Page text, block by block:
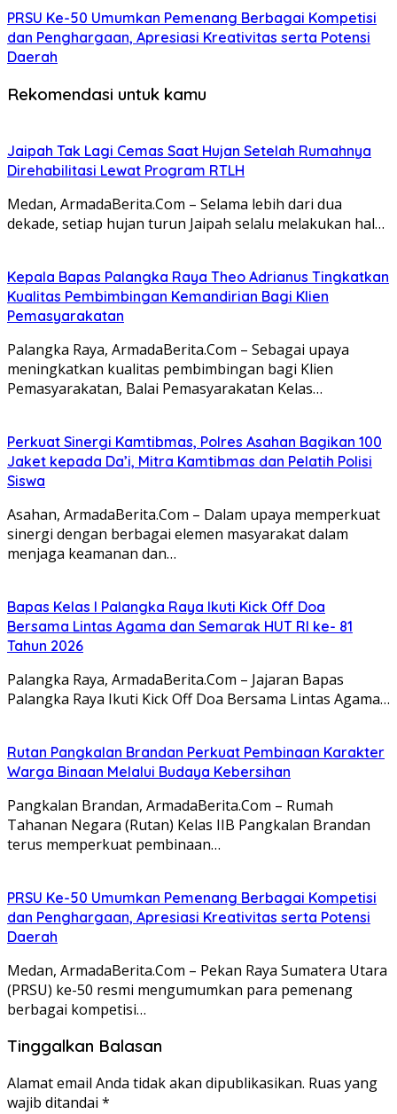
PRSU Ke-50 Umumkan Pemenang Berbagai Kompetisi
dan Penghargaan, Apresiasi Kreativitas serta Potensi
Daerah
Rekomendasi untuk kamu
Jaipah Tak Lagi Cemas Saat Hujan Setelah Rumahnya
Direhabilitasi Lewat Program RTLH
Medan, ArmadaBerita.Com – Selama lebih dari dua
dekade, setiap hujan turun Jaipah selalu melakukan hal…
Kepala Bapas Palangka Raya Theo Adrianus Tingkatkan
Kualitas Pembimbingan Kemandirian Bagi Klien
Pemasyarakatan
Palangka Raya, ArmadaBerita.Com – Sebagai upaya
meningkatkan kualitas pembimbingan bagi Klien
Pemasyarakatan, Balai Pemasyarakatan Kelas…
Perkuat Sinergi Kamtibmas, Polres Asahan Bagikan 100
Jaket kepada Da’i, Mitra Kamtibmas dan Pelatih Polisi
Siswa
Asahan, ArmadaBerita.Com – Dalam upaya memperkuat
sinergi dengan berbagai elemen masyarakat dalam
menjaga keamanan dan…
Bapas Kelas I Palangka Raya Ikuti Kick Off Doa
Bersama Lintas Agama dan Semarak HUT RI ke- 81
Tahun 2026
Palangka Raya, ArmadaBerita.Com – Jajaran Bapas
Palangka Raya Ikuti Kick Off Doa Bersama Lintas Agama…
Rutan Pangkalan Brandan Perkuat Pembinaan Karakter
Warga Binaan Melalui Budaya Kebersihan
Pangkalan Brandan, ArmadaBerita.Com – Rumah
Tahanan Negara (Rutan) Kelas IIB Pangkalan Brandan
terus memperkuat pembinaan…
PRSU Ke-50 Umumkan Pemenang Berbagai Kompetisi
dan Penghargaan, Apresiasi Kreativitas serta Potensi
Daerah
Medan, ArmadaBerita.Com – Pekan Raya Sumatera Utara
(PRSU) ke-50 resmi mengumumkan para pemenang
berbagai kompetisi…
Tinggalkan Balasan
Alamat email Anda tidak akan dipublikasikan. Ruas yang
wajib ditandai *